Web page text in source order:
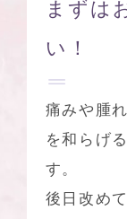
まずは
い！
痛みや腫
を和らげ
す。
後日改め